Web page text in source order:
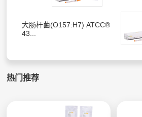
大肠杆菌(O157:H7) ATCC®
43...
热门推荐